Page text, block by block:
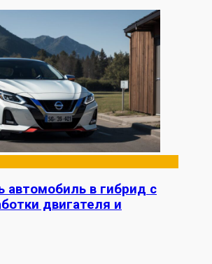
автомобиль в гибрид с
двигателя и